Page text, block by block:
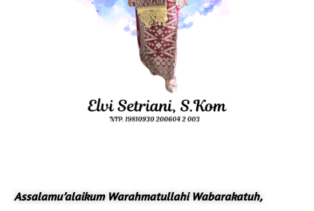
Assalamu’alaikum Warahmatullahi Wabarakatuh,